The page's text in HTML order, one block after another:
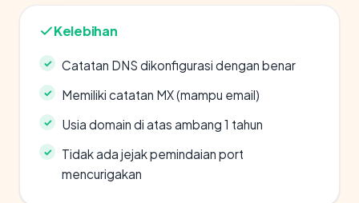
Kelebihan
Catatan DNS dikonfigurasi dengan benar
Memiliki catatan MX (mampu email)
Usia domain di atas ambang 1 tahun
Tidak ada jejak pemindaian port
mencurigakan